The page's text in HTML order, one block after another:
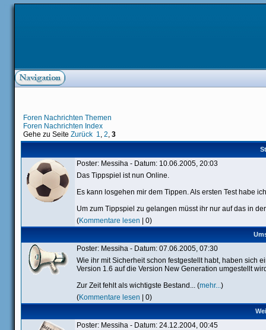
Foren Nachrichten Themen
Foren Nachrichten Index
Gehe zu Seite Zurück 1, 2, 3
Poster: Messiha - Datum: 10.06.2005, 20:03
Das Tippspiel ist nun Online.
Es kann losgehen mir dem Tippen. Als ersten Test habe
Um zum Tippspiel zu gelangen müsst ihr nur auf das in
(Kommentare lesen | 0)
Poster: Messiha - Datum: 07.06.2005, 07:30
Wie ihr mit Sicherheit schon festgestellt habt, haben sich
Version 1.6 auf die Version New Generation umgestellt
Zur Zeit fehlt als wichtigste Bestand... (mehr...)
(Kommentare lesen | 0)
Poster: Messiha - Datum: 24.12.2004, 00:45